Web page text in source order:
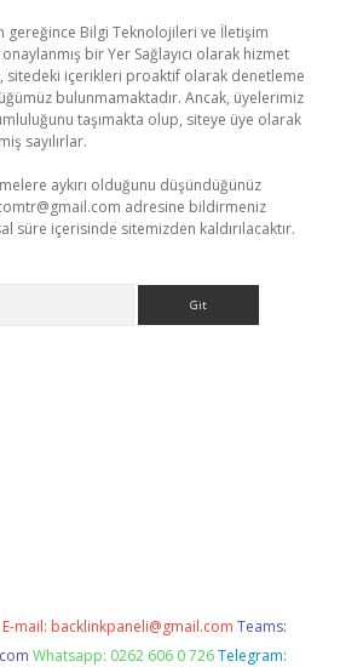
gereğince Bilgi Teknolojileri ve İletişim
bir Yer Sağlayıcı olarak hizmet
sitedeki içerikleri proaktif olarak denetleme
bulunmamaktadır. Ancak, üyelerimiz
taşımakta olup, siteye üye olarak
sayılırlar.
aykırı olduğunu düşündüğünüz
adresine bildirmeniz
süre içerisinde sitemizden kaldırılacaktır.
E-mail: backlinkpaneli@gmail.com Teams:
Whatsapp: 0262 606 0 726 Telegram: